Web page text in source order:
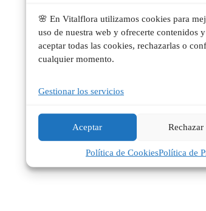
🌸 En Vitalflora utilizamos cookies para
uso de nuestra web y ofrecerte contenidos
aceptar todas las cookies, rechazarlas o
cualquier momento.
Gestionar los servicios
Aceptar Rechazar
Política de CookiesPolítica de